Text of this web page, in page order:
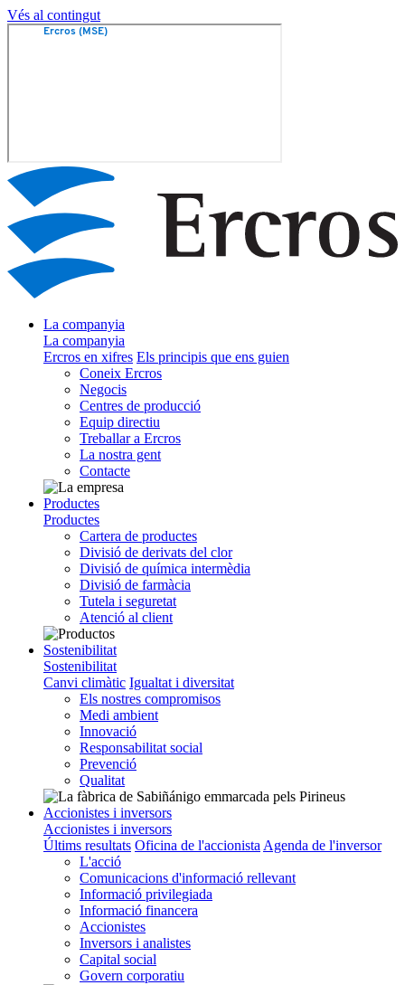
Vés al contingut
La companyia
La companyia
Ercros en xifres Els principis que ens guien
Coneix Ercros
Negocis
Centres de producció
Equip directiu
Treballar a Ercros
La nostra gent
Contacte
Productes
Productes
Cartera de productes
Divisió de derivats del clor
Divisió de química intermèdia
Divisió de farmàcia
Tutela i seguretat
Atenció al client
Sostenibilitat
Sostenibilitat
Canvi climàtic Igualtat i diversitat
Els nostres compromisos
Medi ambient
Innovació
Responsabilitat social
Prevenció
Qualitat
Accionistes i inversors
Accionistes i inversors
Últims resultats Oficina de l'accionista Agenda de l'inversor
L'acció
Comunicacions d'informació rellevant
Informació privilegiada
Informació financera
Accionistes
Inversors i analistes
Capital social
Govern corporatiu